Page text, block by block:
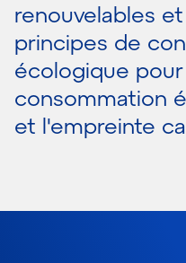
renouvelables
principes de
écologique
consommation
et l'empreinte